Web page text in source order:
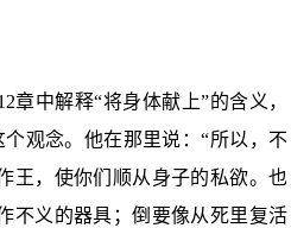
章中解释“将身体献上”的含义，
观念。他在那里说：“所以，不
王，使你们顺从身子的私欲。也
不义的器具；倒要像从死里复活